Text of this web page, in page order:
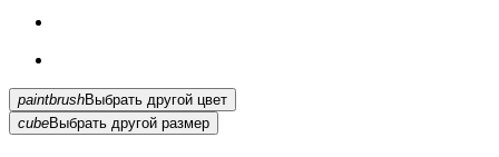
paintbrush
Выбрать другой цвет
cubeВыбрать другой размер